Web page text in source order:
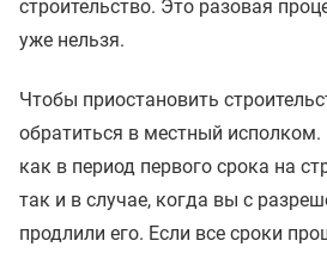
строительство. Это разовая
уже нельзя.
Чтобы приостановить
обратиться в местный
как в период первого срока на
так и в случае, когда вы с
продлили его. Если все сроки